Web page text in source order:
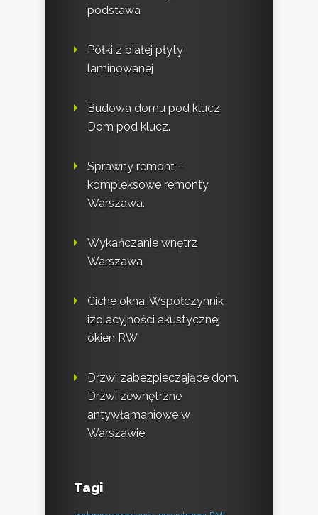
podstawa
Półki z białej płyty
laminowanej
Budowa domu pod klucz.
Dom pod klucz.
Sprawny remont –
kompleksowe remonty
Warszawa.
Wykańczanie wnętrz
Warszawa
Ciche okna. Współczynnik
izolacyjności akustycznej
okien RW
Drzwi zabezpieczające dom.
Drzwi zewnętrzne
antywłamaniowe w
Warszawie
Tagi